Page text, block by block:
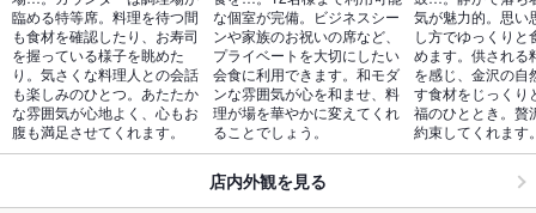
臨める特等席。料理を待つ間
も食材を確認したり、お寿司
を握っている様子を眺めた
り。気さくな料理人との会話
も楽しみのひとつ。あたたか
な雰囲気が心地よく、心もお
腹も満足させてくれます。
な個室が完備。ビジネスシー
ンや家族のお祝いの席など、
プライベートを大切にしたい
会食に利用できます。和モダ
ンな雰囲気が心を和ませ、料
理が場を華やかに変えてくれ
ることでしょう。
気が魅力的。思い
し方でゆっくりと
めます。供される
を感じ、金沢の自
す食材をじっくり
福のひととき。贅
約束してくれます
店内外観を見る